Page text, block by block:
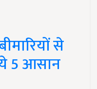
से
5 आसान